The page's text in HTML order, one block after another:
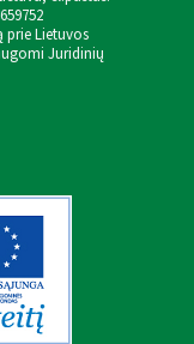
prie Lietuvos
Juridinių